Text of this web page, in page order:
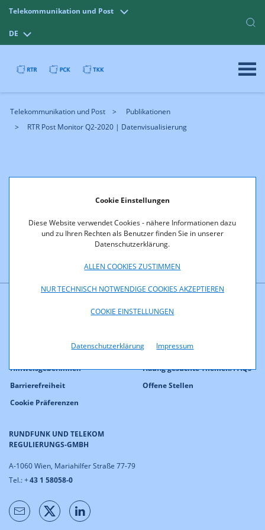
Cookie Einstellungen
Diese Website verwendet Cookies - nähere Informationen dazu
und zu Ihren Rechten als Benutzer finden Sie in unserer
Datenschutzerklärung.
ALLEN COOKIES ZUSTIMMEN
NUR TECHNISCH NOTWENDIGE COOKIES AKZEPTIEREN
COOKIE EINSTELLUNGEN
Datenschutzerklärung Impressum
Telekommunikation und Post
DE
Telekommunikation und Post
Publikationen
RTR Post Monitor Q2-2020 | Datenvisualisierung
RUNDFUNK UND TELEKOM
REGULIERUNGS-GMBH
A-1060 Wien, Mariahilfer Straße 77-79
Tel.: +43 1 58058-0
Hinweisgeber:innen
Barrierefreiheit
Cookie Präferenzen
Presse
Open Data / IFG
Häufig gesuchte Themen/FAQs
Offene Stellen